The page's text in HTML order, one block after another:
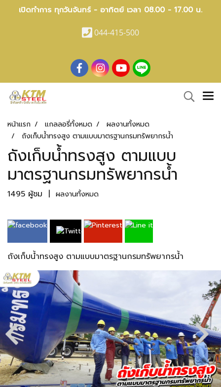
เปิดทำการ ทุกวันจันทร์ - อาทิตย์ เวลา 08.00 - 17.00 น.
044-415-500
หน้าแรก แกลลอรี่ทั้งหมด
ผลงานทั้งหมด
ถังเก็บน้ำทรงสูง ตามแบบมาตรฐานกรมทรัพยากรน้ำ
ถังเก็บน้ำทรงสูง ตามแบบ
มาตรฐานกรมทรัพยากรน้ำ
1495 ผู้ชม | ผลงานทั้งหมด
ถังเก็บน้ำทรงสูง ตามแบบมาตรฐานกรมทรัพยากรน้ำ